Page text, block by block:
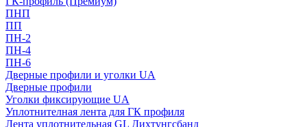
ПНП
ПП
ПН-2
ПН-4
ПН-6
Дверные профили и уголки UA
Дверные профили
Уголки фиксирующие UA
Уплотнителная лента для ГК профиля
Лента уплотнительная GL Дихтунгсбанд